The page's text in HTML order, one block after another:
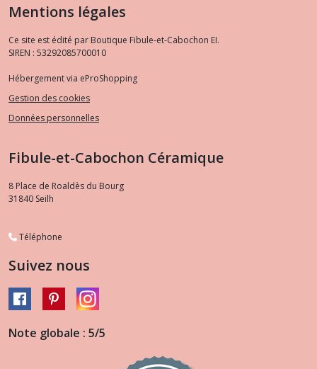
Mentions légales
Ce site est édité par Boutique Fibule-et-Cabochon EI.
SIREN : 53292085700010
Hébergement via eProShopping
Gestion des cookies
Données personnelles
Fibule-et-Cabochon Céramique
8 Place de Roaldès du Bourg
31840 Seilh
Téléphone
Suivez nous
Note globale : 5/5